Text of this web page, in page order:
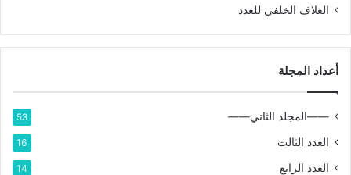
الغلاف الخلفي للعدد
أعداد المجلة
——المجلد الثاني—— 53
العدد الثالث 16
العدد الرابع 14